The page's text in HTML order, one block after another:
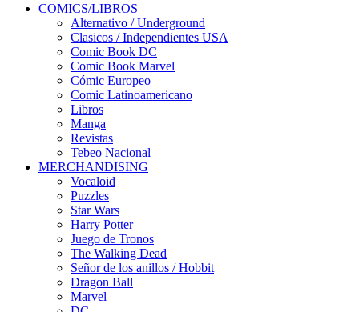
COMICS/LIBROS
Alternativo / Underground
Clasicos / Independientes USA
Comic Book DC
Comic Book Marvel
Cómic Europeo
Comic Latinoamericano
Libros
Manga
Revistas
Tebeo Nacional
MERCHANDISING
Vocaloid
Puzzles
Star Wars
Harry Potter
Juego de Tronos
The Walking Dead
Señor de los anillos / Hobbit
Dragon Ball
Marvel